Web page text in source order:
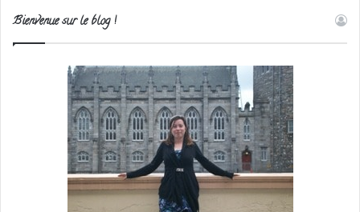
Bienvenue sur le blog !